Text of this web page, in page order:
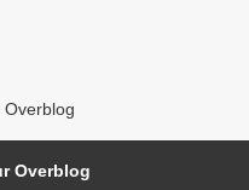
Overblog